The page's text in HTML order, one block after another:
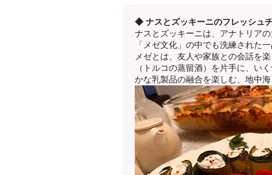
◆ ナスとズッキーニのフレッシュ
ナスとズッキーニは、アナトリア
「メゼ文化」の中でも洗練された
メゼとは、友人や家族との会話を
（トルコの蒸留酒）を片手に、い
かな乳製品の融合を楽しむ、地中